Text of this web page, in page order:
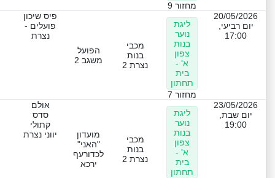
מחזור 9
20/05/2026
יום רביעי,
17:00
ליגת
נוער
בנות
צפון
א' -
בית
תחתון
מחזור 7
מכבי
בנות
נצרת 2
הפועל
משגב 2
פיס שיכון
פועלים -
נצרת
23/05/2026
יום שבת,
19:00
ליגת
נוער
בנות
צפון
א' -
בית
תחתון
מכבי
בנות
נצרת 2
מועדון
"האני"
לכדורעף
ירכא
אולם
סדס
קתולי
יווני נצרת